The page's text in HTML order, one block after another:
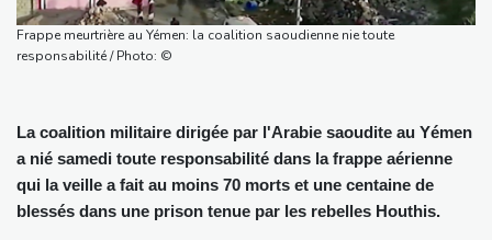
au quotidien
Une photojournaliste de l'AFP blessée par Israël honorée lors
Frappe meurtrière au Yémen: la coalition saoudienne nie toute
responsabilité / Photo: ©
La coalition militaire dirigée par l'Arabie saoudite au Yémen
a nié samedi toute responsabilité dans la frappe aérienne
qui la veille a fait au moins 70 morts et une centaine de
blessés dans une prison tenue par les rebelles Houthis.